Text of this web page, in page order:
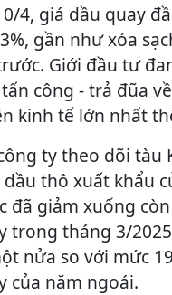
4, giá dầu quay
gần như xóa
Giới đầu tư
công - trả đũa
kinh tế lớn nhất
ty theo dõi tàu
thô xuất khẩu
đã giảm xuống
trong tháng 3/
nửa so với mức
của năm ngoái.